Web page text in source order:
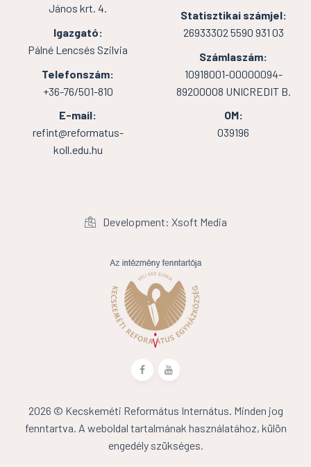
János krt. 4.
Igazgató:
Pálné Lencsés Szilvia
Telefonszám:
+36-76/501-810
E-mail:
refint@reformatus-
koll.edu.hu
Statisztikai számjel:
26933302 5590 931 03
Számlaszám:
10918001-00000094-
89200008 UNICREDIT B.
OM:
039196
Development: Xsoft Media
2026 © Kecskeméti Református Internátus. Minden jog
fenntartva. A weboldal tartalmának használatához, külön
engedély szükséges.